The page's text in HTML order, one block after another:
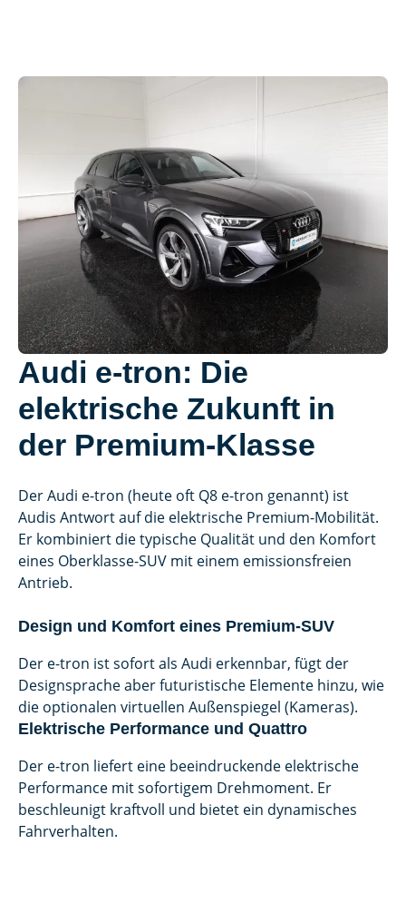
Audi e-tron: Die
elektrische Zukunft in
der Premium-Klasse
Der Audi e-tron (heute oft Q8 e-tron genannt) ist
Audis Antwort auf die elektrische Premium-Mobilität.
Er kombiniert die typische Qualität und den Komfort
eines Oberklasse-SUV mit einem emissionsfreien
Antrieb.
Design und Komfort eines Premium-SUV
Der e-tron ist sofort als Audi erkennbar, fügt der
Designsprache aber futuristische Elemente hinzu, wie
die optionalen virtuellen Außenspiegel (Kameras).
Elektrische Performance und Quattro
Der e-tron liefert eine beeindruckende elektrische
Performance mit sofortigem Drehmoment. Er
beschleunigt kraftvoll und bietet ein dynamisches
Fahrverhalten.